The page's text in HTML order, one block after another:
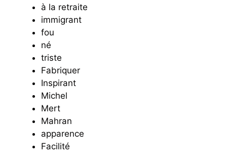
à la retraite
immigrant
fou
né
triste
Fabriquer
Inspirant
Michel
Mert
Mahran
apparence
Facilité